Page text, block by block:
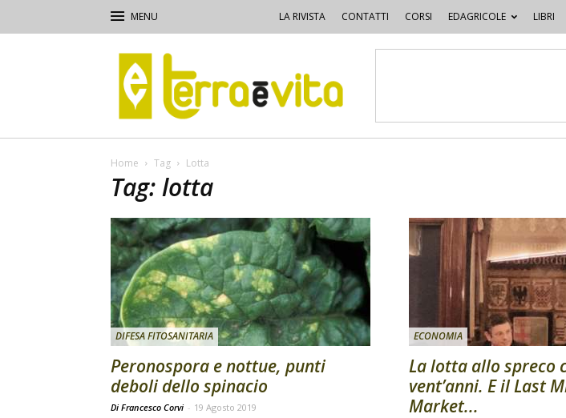
LA RIVISTA CONTATTI CORSI EDAGRICOLE LIBRI
Terra
e
Vita
Home Tag Lotta
Tag: lotta
DIFESA FITOSANITARIA
Peronospora e nottue, punti
deboli dello spinacio
Di Francesco Corvi - 19 Agosto 2019
ECONOMIA
La lotta allo spreco
vent’anni. E il Last
Market...